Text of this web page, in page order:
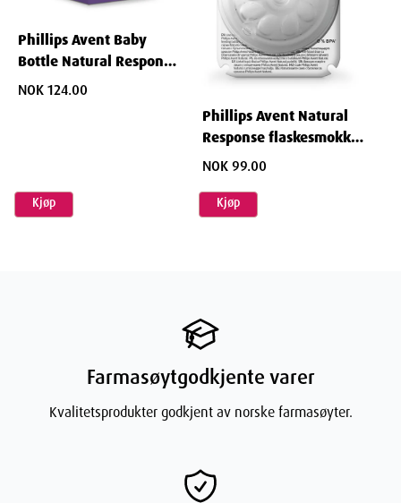
Phillips Avent Baby
Bottle Natural Response
1 mnd+ 260 ml
NOK 124.00
Kjøp
Phillips Avent Natural
Response flaskesmokk 0
m+ 2 stk
NOK 99.00
Kjøp
Farmasøytgodkjente varer
Kvalitetsprodukter godkjent av norske farmasøyter.